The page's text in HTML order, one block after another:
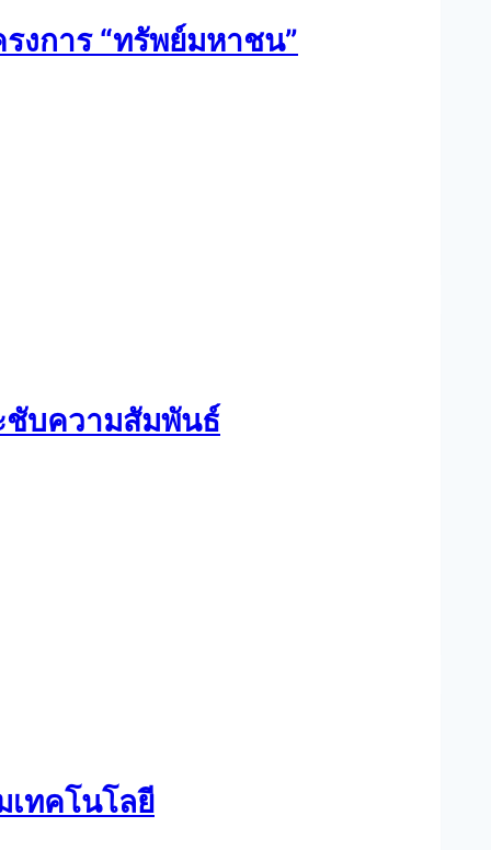
งการ “ทรัพย์มหาชน”
ชับความสัมพันธ์
ทคโนโลยี